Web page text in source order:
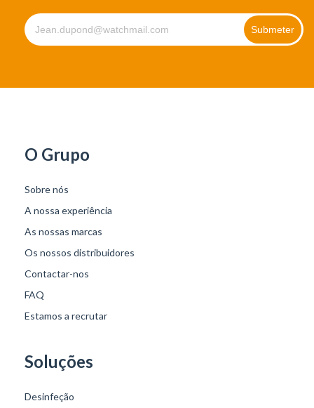
O Grupo
Sobre nós
A nossa experiência
As nossas marcas
Os nossos distribuidores
Contactar-nos
FAQ
Estamos a recrutar
Soluções
Desinfeção